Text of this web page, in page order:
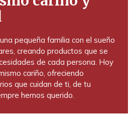
pequeña familia con el sueño
creando productos que se
de cada persona. Hoy
cariño, ofreciendo
que cuidan de ti, de tu
hemos querido.